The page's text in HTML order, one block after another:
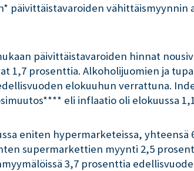
päivittäistavaroiden vähittäismyynnin
päivittäistavaroiden hinnat
1,7 prosenttia. Alkoholijuomien ja
elokuuhun verrattuna.
eli inflaatio oli elokuussa
eniten hypermarketeissa,
supermarkettien myynti 2,5
3,7 prosenttia